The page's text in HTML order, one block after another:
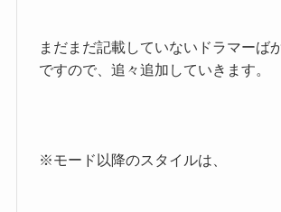
まだまだ記載していないドラマーば
ですので、追々追加していきます。
※モード以降のスタイルは、